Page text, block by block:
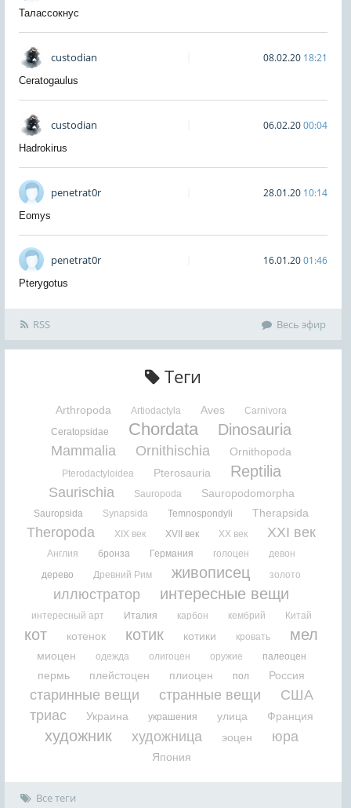
Талассокнус
custodian 08.02.20 18:21
Ceratogaulus
custodian 06.02.2000:04
Hadrokirus
penetrat0r 28.01.20 10:14
Eomys
penetrat0r 16.01.2001:46
Pterygotus
RSS Весь эфир
Теги
Arthropoda Artiodactyla Aves
Carnivora
Ceratopsidae
Chordata Dinosauria
Mammalia Ornithischia Ornithopoda
Pterodactyloidea Pterosauria Reptilia
Saurischia Sauropoda Sauropodomorpha
Sauropsida Synapsida Temnospondyli Therapsida
Theropoda XIX век XVII век XX век XXI век
Англия бронза Германия голоцен
девон
дерево
Древний Рим живописец золото
иллюстратор интересные вещи
интересный арт Италия карбон кембрий Китай
кот котенок котик котики кровать мел
миоцен одежда олигоцен оружие палеоцен
пермь плейстоцен плиоцен пол Россия
старинные вещи странные вещи
США
триас
Украина украшения улица Франция
художник художница эоцен юра
Япония
Все теги